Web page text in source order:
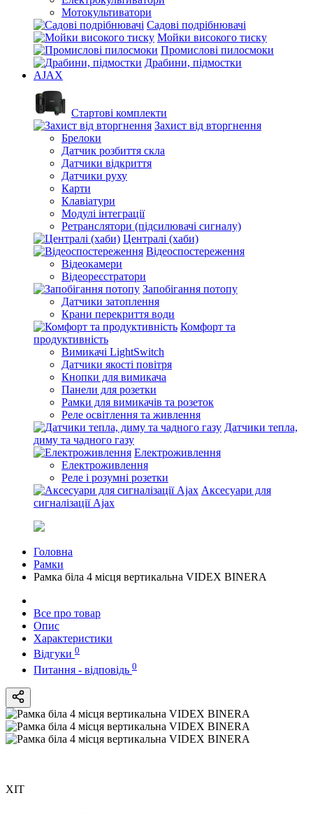
Мотокультиватори
Садові подрібнювачі
Мойки високого тиску
Промислові пилосмоки
Драбини, підмостки
AJAX
Стартові комплекти
Захист від вторгнення
Брелоки
Датчик розбиття скла
Датчики відкриття
Датчики руху
Карти
Клавіатури
Модулі інтеграції
Ретранслятори (підсилювачі сигналу)
Централі (хаби)
Відеоспостереження
Відеокамери
Відеореєстратори
Запобігання потопу
Датчики затоплення
Крани перекриття води
Комфорт та
продуктивність
Вимикачі LightSwitch
Датчики якості повітря
Кнопки для вимикача
Панели для розетки
Рамки для вимикачів та розеток
Реле освітлення та живлення
Датчики тепла,
диму та чадного газу
Електроживлення
Електроживлення
Реле і розумні розетки
Аксесуари для
сигналізації Ajax
Головна
Рамки
Рамка біла 4 місця вертикальна VIDEX BINERA
Все про товар
Опис
Характеристики
Відгуки 0
Питання - відповідь 0
ХІТ